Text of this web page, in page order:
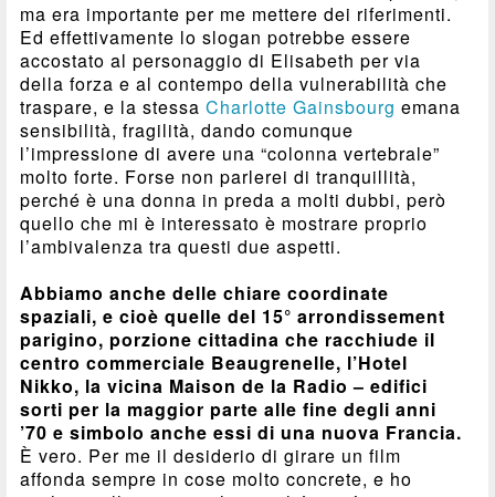
ma era importante per me mettere dei riferimenti.
Ed effettivamente lo slogan potrebbe essere
accostato al personaggio di Elisabeth per via
della forza e al contempo della vulnerabilità che
traspare, e la stessaCharlotte Gainsbourg emana
sensibilità, fragilità, dando comunque
l’impressione di avere una “colonna vertebrale”
molto forte. Forse non parlerei di tranquillità,
perché è una donna in preda a molti dubbi, però
quello che mi è interessato è mostrare proprio
l’ambivalenza tra questi due aspetti.
Abbiamo anche delle chiare coordinate
spaziali, e cioè quelle del 15° arrondissement
parigino, porzione cittadina che racchiude il
centro commerciale Beaugrenelle, l’Hotel
Nikko, la vicina Maison de la Radio – edifici
sorti per la maggior parte alle fine degli anni
’70 e simbolo anche essi di una nuova Francia.
È vero. Per me il desiderio di girare un film
affonda sempre in cose molto concrete, e ho